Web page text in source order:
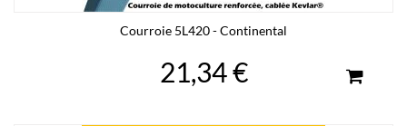
Courroie 5L420 - Continental
21,34 €